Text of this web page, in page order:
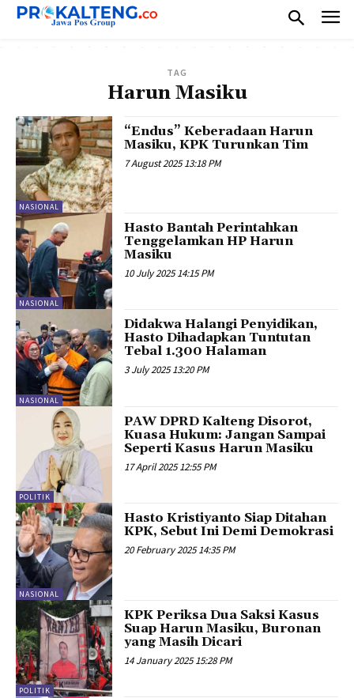
TAG
Harun Masiku
NASIONAL
“Endus” Keberadaan Harun
Masiku, KPK Turunkan Tim
7 August 2025 13:18 PM
NASIONAL
Hasto Bantah Perintahkan
Tenggelamkan HP Harun
Masiku
10 July 2025 14:15 PM
NASIONAL
Didakwa Halangi Penyidikan,
Hasto Dihadapkan Tuntutan
Tebal 1.300 Halaman
3 July 2025 13:20 PM
POLITIK
PAW DPRD Kalteng Disorot,
Kuasa Hukum: Jangan Sampai
Seperti Kasus Harun Masiku
17 April 2025 12:55 PM
NASIONAL
Hasto Kristiyanto Siap Ditahan
KPK, Sebut Ini Demi Demokrasi
20 February 2025 14:35 PM
POLITIK
KPK Periksa Dua Saksi Kasus
Suap Harun Masiku, Buronan
yang Masih Dicari
14 January 2025 15:28 PM